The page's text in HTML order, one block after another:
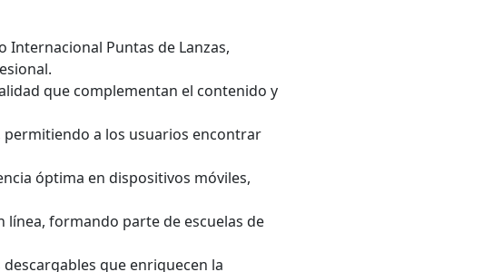
Puntas de Lanzas,
que complementan el contenido y
permitiendo a los usuarios encontrar
óptima en dispositivos móviles,
formando parte de escuelas de
que enriquecen la